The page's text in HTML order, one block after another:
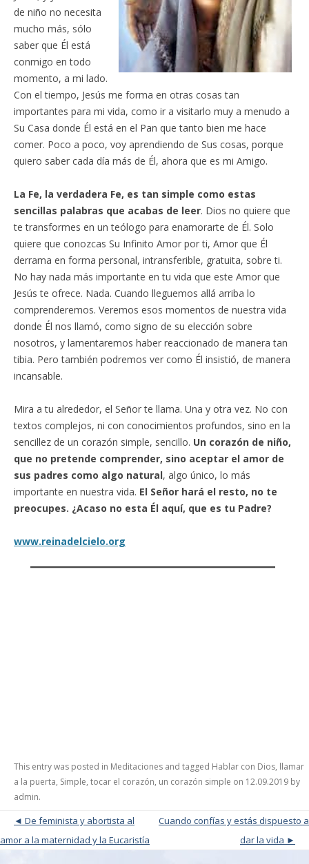
de niño no necesita
mucho más, sólo
saber que Él está
conmigo en todo
momento, a mi lado.
Con el tiempo, Jesús me forma en otras cosas tan
importantes para mi vida, como ir a visitarlo muy a menudo a
Su Casa donde Él está en el Pan que tanto bien me hace
comer. Poco a poco, voy aprendiendo de Sus cosas, porque
quiero saber cada día más de Él, ahora que es mi Amigo.
La Fe, la verdadera Fe, es tan simple como estas
sencillas palabras que acabas de leer. Dios no quiere que
te transformes en un teólogo para enamorarte de Él. Solo
quiere que conozcas Su Infinito Amor por ti, Amor que Él
derrama en forma personal, intransferible, gratuita, sobre ti.
No hay nada más importante en tu vida que este Amor que
Jesús te ofrece. Nada. Cuando lleguemos allá arriba lo
comprenderemos. Veremos esos momentos de nuestra vida
donde Él nos llamó, como signo de su elección sobre
nosotros, y lamentaremos haber reaccionado de manera tan
tibia. Pero también podremos ver como Él insistió, de manera
incansable.
Mira a tu alrededor, el Señor te llama. Una y otra vez. No con
textos complejos, ni con conocimientos profundos, sino en la
sencillez de un corazón simple, sencillo. Un corazón de niño,
que no pretende comprender, sino aceptar el amor de
sus padres como algo natural, algo único, lo más
importante en nuestra vida. El Señor hará el resto, no te
preocupes. ¿Acaso no esta Él aquí, que es tu Padre?
www.reinadelcielo.org
This entry was posted in Meditaciones and tagged Hablar con Dios, llamar
a la puerta, Simple, tocar el corazón, un corazón simple on 12.09.2019 by
admin.
Post navigation
Cuando confías y estás dispuesto a
dar la vida
De feminista y abortista al
amor a la maternidad y la Eucaristía